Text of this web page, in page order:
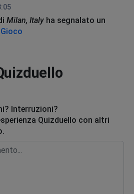
Milan, Italy ha segnalato un
Gioco
Interruzioni?
Quizduello con altri